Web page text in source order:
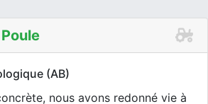
(AB)
nous avons redonné vie à